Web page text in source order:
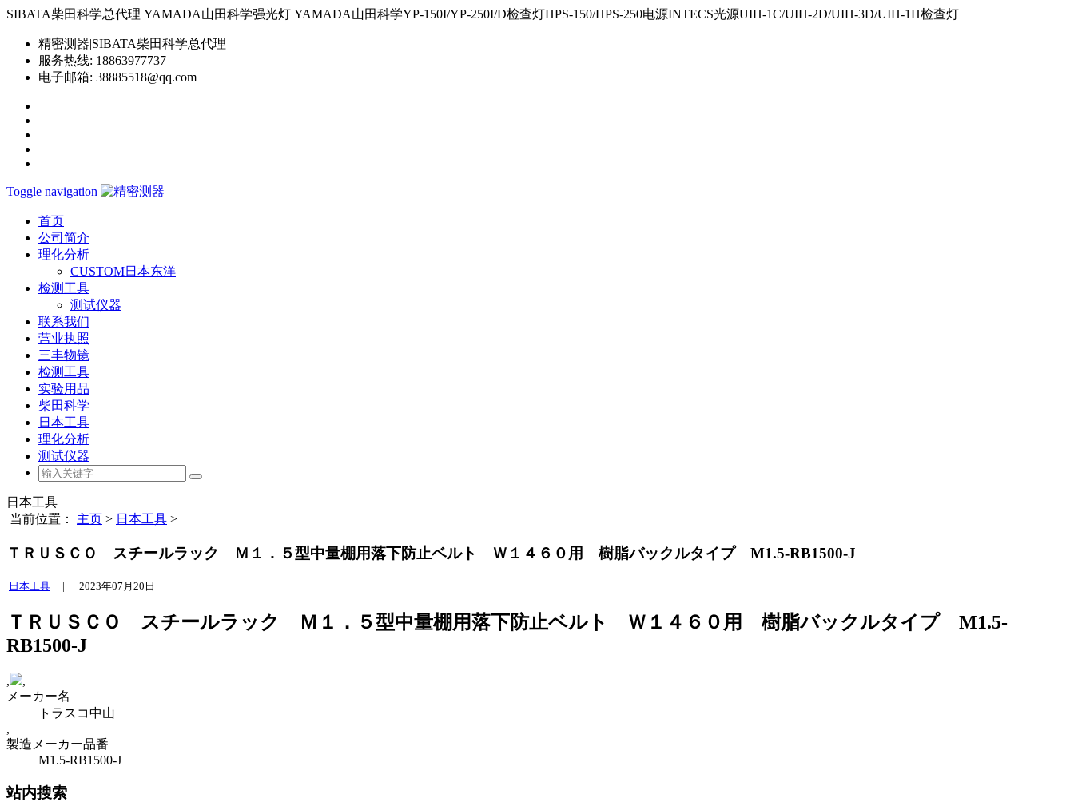
SIBATA柴田科学总代理 YAMADA山田科学强光灯 YAMADA山田科学YP-150I/YP-250I/D检查灯HPS-150/HPS-250电源INTECS光源UIH-1C/UIH-2D/UIH-3D/UIH-1H检查灯
精密测器|SIBATA柴田科学总代理
服务热线: 18863977737
电子邮箱: 38885518@qq.com
Toggle navigation
首页
公司简介
理化分析
CUSTOM日本东洋
检测工具
测试仪器
联系我们
营业执照
三丰物镜
检测工具
实验用品
柴田科学
日本工具
理化分析
测试仪器
日本工具
当前位置： 主页 > 日本工具 >
ＴＲＵＳＣＯ スチールラック Ｍ１．５型中量棚用落下防止ベルト Ｗ１４６０用 樹脂バックルタイプ M1.5-RB1500-J
日本工具 | 2023年07月20日
ＴＲＵＳＣＯ スチールラック Ｍ１．５型中量棚用落下防止ベルト Ｗ１４６０用 樹脂バックルタイプ M1.5-
RB1500-J
,
,
メーカー名
トラスコ中山
,
製造メーカー品番
M1.5-RB1500-J
站内搜索